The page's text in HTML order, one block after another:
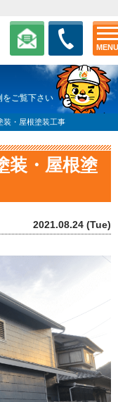
MENU
をご覧下さい
装・屋根塗装工事
装・屋根塗
2021.08.24 (Tue)